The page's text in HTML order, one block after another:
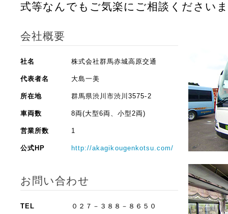
式等なんでもご気楽にご相談ください
会社概要
社名 株式会社群馬赤城高原交通
代表者名 大島一美
所在地 群馬県渋川市渋川3575-2
車両数 8両(大型6両、小型2両)
営業所数 1
公式HP http://akagikougenkotsu.com/
お問い合わせ
TEL ０２７－３８８－８６５０